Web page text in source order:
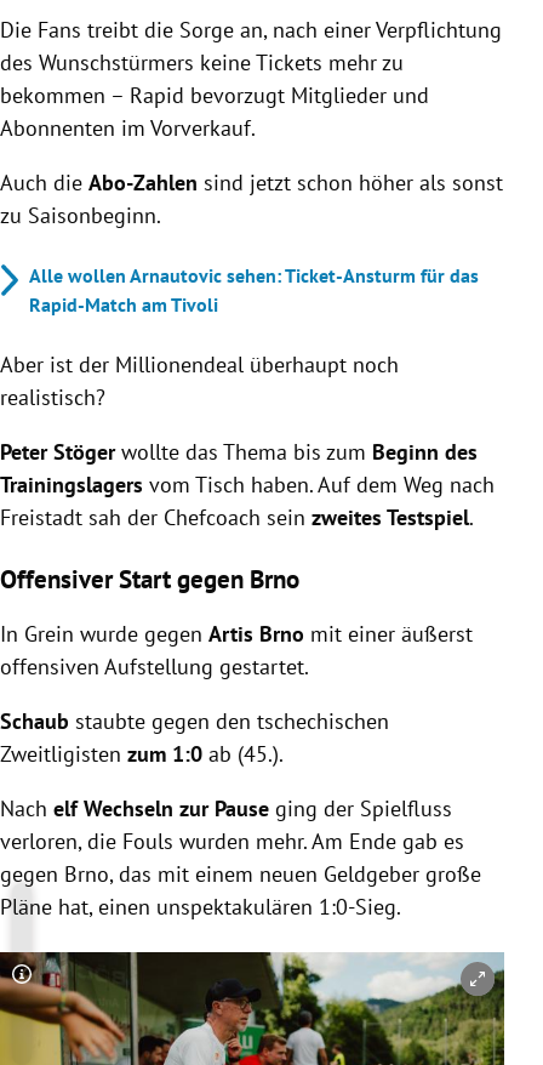
Die Fans treibt die Sorge an, nach einer Verpflichtung
des Wunschstürmers keine Tickets mehr zu
bekommen – Rapid bevorzugt Mitglieder und
Abonnenten im Vorverkauf.
Auch die Abo-Zahlen sind jetzt schon höher als sonst
zu Saisonbeginn.
Alle wollen Arnautovic sehen: Ticket-Ansturm für das
Rapid-Match am Tivoli
Aber ist der Millionendeal überhaupt noch
realistisch?
Peter Stögerwollte das Thema bis zum Beginn des
Trainingslagers vom Tisch haben. Auf dem Weg nach
Freistadt sah der Chefcoach sein zweites Testspiel.
Offensiver Start gegen Brno
In Grein wurde gegen Artis Brno mit einer äußerst
offensiven Aufstellung gestartet.
Schaub staubte gegen den tschechischen
Zweitligisten zum 1:0 ab (45.).
Nach elf Wechseln zur Pause ging der Spielfluss
verloren, die Fouls wurden mehr. Am Ende gab es
gegen Brno, das mit einem neuen Geldgeber große
Pläne hat, einen unspektakulären 1:0-Sieg.
Copyright-Hinweis öffnen/schließen